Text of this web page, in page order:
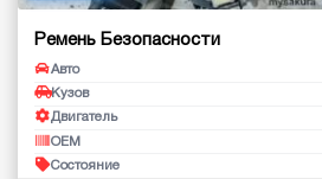
Ремень Безопасности
Авто
Кузов
Двигатель
OEM
Состояние